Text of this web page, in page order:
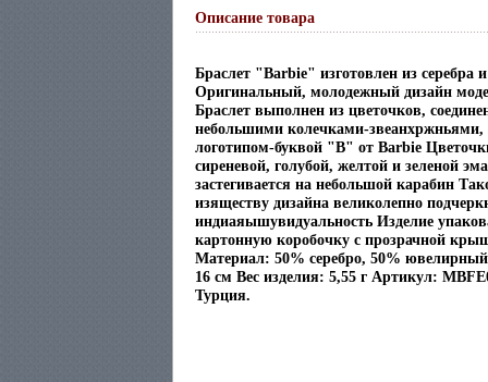
Описание товара
Браслет "Barbie" изготовлен из серебра
Оригинальный, молодежный дизайн
Браслет выполнен из цветочков,
небольшими колечками-звеанхржньями,
логотипом-буквой "В" от Barbie
сиреневой, голубой, желтой и зеленой
застегивается на небольшой карабин
изяществу дизайна великолепно
индиаяышувидуальность Изделие
картонную коробочку с прозрачной
Материал: 50% серебро, 50%
16 см Вес изделия: 5,55 г Артикул:
Турция.